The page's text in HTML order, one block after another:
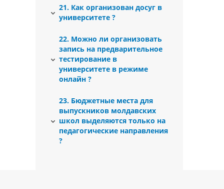
21. Как организован досуг в
университете ?
«Приднестровская весна» на базе
МСОК «Содружество» и др.
22. Можно ли организовать
запись на предварительное
тестирование в
университете в режиме
онлайн ?
квалифицированную беседу по
поводу правильного выбора
будущей профессии, что явилось
основной причиной отказа от
приема заявлений в режиме
онлайн для всех выпускников,
кроме абитуриентов-инвалидов.
23. Бюджетные места для
выпускников молдавских
школ выделяются только на
педагогические направления
?
Для выпускников молдавских школ,
поступающих на все направления
группы с молдавским языком
обучения, утверждена квота 10%
бюджетных мест согласно
Распоряжению Правительства
Приднестровской Молдавской
приема абитуриентов в
государственное образовательное
учреждение «Приднестровский
государственный университет им.
Т.Г. Шевченко»».